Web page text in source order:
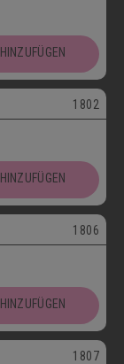
HINZUFÜGEN
1802
HINZUFÜGEN
1806
HINZUFÜGEN
1807